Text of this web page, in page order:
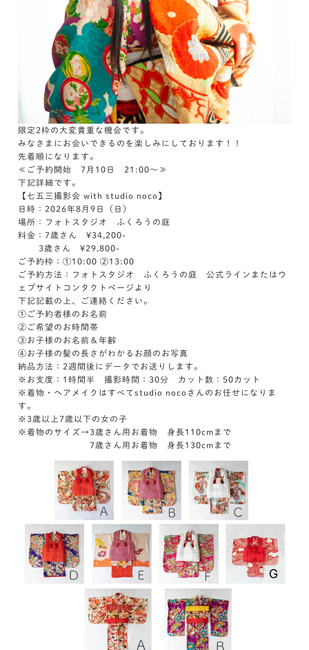
限定2枠の大変貴重な機会です。
みなさまにお会いできるのを楽しみにしております！！
先着順になります。
≪ご予約開始 7月10日 21:00～≫
下記詳細です。
【七五三撮影会 with studio noco】
日時：2026年8月9日（日）
場所：フォトスタジオ ふくろうの庭
料金：7歳さん ¥34,200-
3歳さん ¥29,800-
ご予約枠：①10:00 ②13:00
ご予約方法：フォトスタジオ ふくろうの庭 公式ラインまたはウ
ェブサイトコンタクトページより
下記記載の上、ご連絡ください。
①ご予約者様のお名前
②ご希望のお時間帯
③お子様のお名前＆年齢
④お子様の髪の長さがわかるお顔のお写真
納品方法：2週間後にデータでお送りします。
※お支度：1時間半 撮影時間：30分 カット数：50カット
※着物・ヘアメイクはすべてstudio nocoさんのお任せになりま
す。
※3歳以上7歳以下の女の子
※着物のサイズ→3歳さん用お着物 身長110cmまで
7歳さん用お着物 身長130cmまで